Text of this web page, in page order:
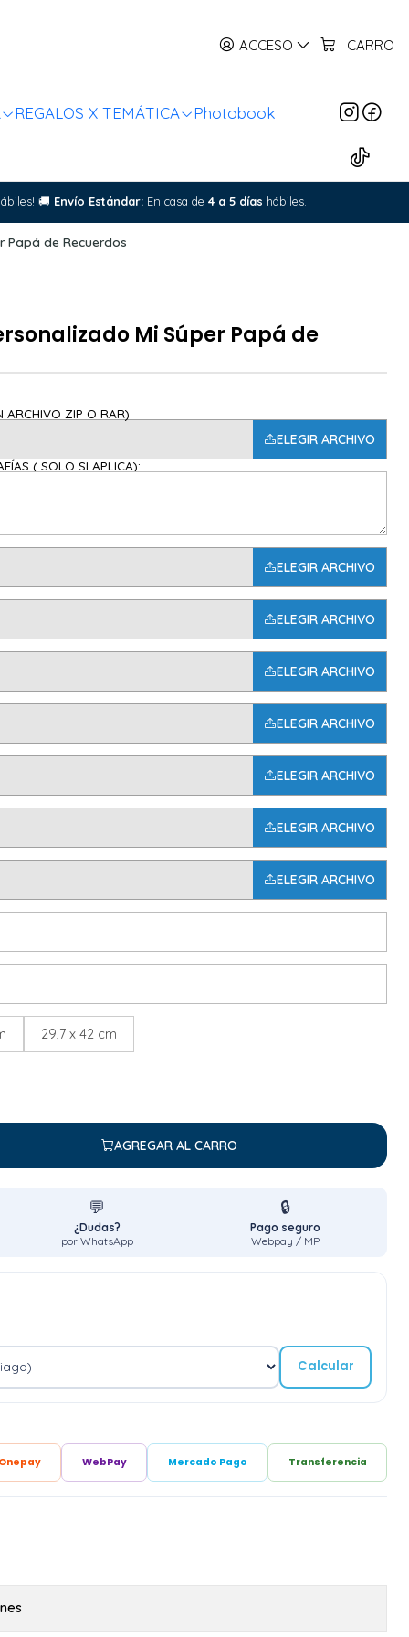
ACCESO CARRO
REGALOS X TEMÁTICA Photobook
🚚 Envío Estándar: En casa de 4 a 5 días hábiles.
Papá de Recuerdos
Mi Súper Papá de
EN ARCHIVO ZIP O RAR)
ELEGIR ARCHIVO
( SOLO SI APLICA):
ELEGIR ARCHIVO
ELEGIR ARCHIVO
ELEGIR ARCHIVO
ELEGIR ARCHIVO
ELEGIR ARCHIVO
ELEGIR ARCHIVO
ELEGIR ARCHIVO
29,7 x 42 cm
AGREGAR AL CARRO
💬
¿Dudas?
por WhatsApp
🔒
Pago seguro
Webpay / MP
Calcular
Onepay WebPay Mercado Pago Transferencia